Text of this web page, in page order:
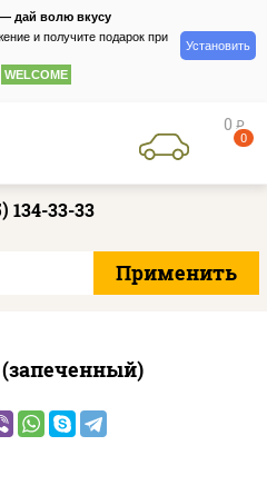
— дай волю вкусу
и получите подарок при
WELCOME
Установить
0 руб
0
134-33-33
(запеченный)